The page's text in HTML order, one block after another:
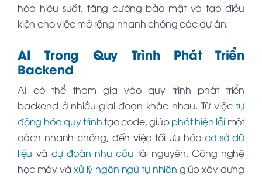
hóa hiệu suất, tăng cường bảo mật và tạo điều
kiện cho việc mở rộng nhanh chóng các dự án.
AI Trong Quy Trình Phát Triển
Backend
AI có thể tham gia vào quy trình phát triển
backend ở nhiều giai đoạn khác nhau. Từ việctự
động hóa quy trìnhtạo code, giúpphát hiện lỗimột
cách nhanh chóng, đến việc tối ưu hóacơ sở dữ
liệu và dự đoán nhu cầu tài nguyên. Công nghệ
học máy và xử lý ngôn ngữ tự nhiên giúp xây dựng